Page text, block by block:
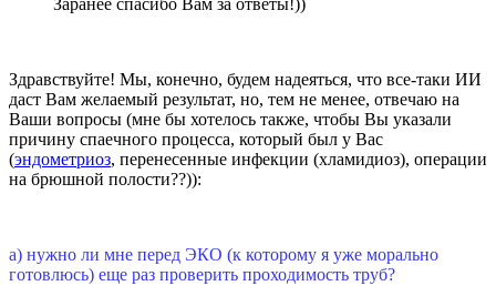
Заранее спасибо Вам за ответы!))
Здравствуйте! Мы, конечно, будем надеяться, что все-таки ИИ
даст Вам желаемый результат, но, тем не менее, отвечаю на
Ваши вопросы (мне бы хотелось также, чтобы Вы указали
причину спаечного процесса, который был у Вас
(эндометриоз, перенесенные инфекции (хламидиоз), операции
на брюшной полости??)):
а) нужно ли мне перед ЭКО (к которому я уже морально
готовлюсь) еще раз проверить проходимость труб?